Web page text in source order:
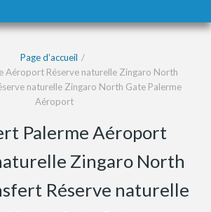
Page d’accueil
Aéroport Réserve naturelle Zingaro North
naturelle Zingaro North Gate Palerme
Aéroport
Palerme Aéroport
Zingaro North
Réserve naturelle